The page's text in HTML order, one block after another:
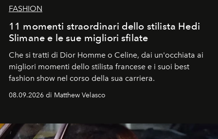
FASHION
11 momenti straordinari dello stilista Hedi
Slimane e le sue migliori sfilate
Che si tratti di Dior Homme o Celine, dai un'occhiata ai
migliori momenti dello stilista francese e i suoi best
fashion show nel corso della sua carriera.
08.09.2026 di Matthew Velasco